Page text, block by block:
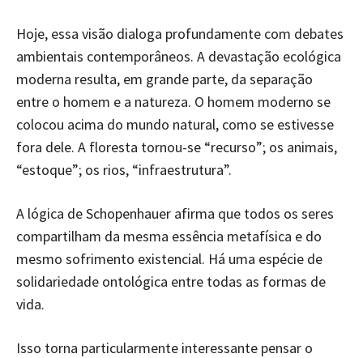
Hoje, essa visão dialoga profundamente com debates
ambientais contemporâneos. A devastação ecológica
moderna resulta, em grande parte, da separação
entre o homem e a natureza. O homem moderno se
colocou acima do mundo natural, como se estivesse
fora dele. A floresta tornou-se “recurso”; os animais,
“estoque”; os rios, “infraestrutura”.
A lógica de Schopenhauer afirma que todos os seres
compartilham da mesma essência metafísica e do
mesmo sofrimento existencial. Há uma espécie de
solidariedade ontológica entre todas as formas de
vida.
Isso torna particularmente interessante pensar o